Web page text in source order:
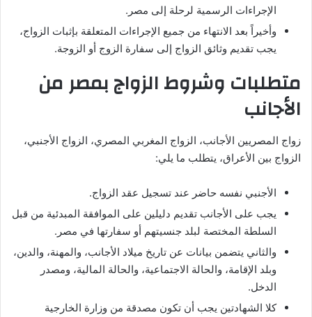
الإجراءات الرسمية لرحلة إلى مصر.
وأخيراً بعد الانتهاء من جميع الإجراءات المتعلقة بإثبات الزواج،
يجب تقديم وثائق الزواج إلى سفارة الزوج أو الزوجة.
متطلبات وشروط الزواج بمصر من
الأجانب
زواج المصريين الأجانب، الزواج المغربي المصري، الزواج الأجنبي،
الزواج بين الأعراق، يتطلب ما يلي:
الأجنبي نفسه حاضر عند تسجيل عقد الزواج.
يجب على الأجانب تقديم دليلين على الموافقة المبدئية من قبل
السلطة المختصة لبلد جنسيتهم أو سفارتها في مصر.
والثاني يتضمن بيانات عن تاريخ ميلاد الأجانب، والمهنة، والدين،
وبلد الإقامة، والحالة الاجتماعية، والحالة المالية، ومصدر
الدخل.
كلا الشهادتين يجب أن تكون مصدقة من وزارة الخارجية